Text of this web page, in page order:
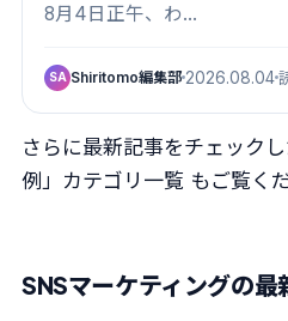
8月4日正午、わ…
SA Shiritomo編集部 2026.08.04
さらに最新記事をチェック
例」カテゴリ一覧 もご覧く
SNSマーケティングの最